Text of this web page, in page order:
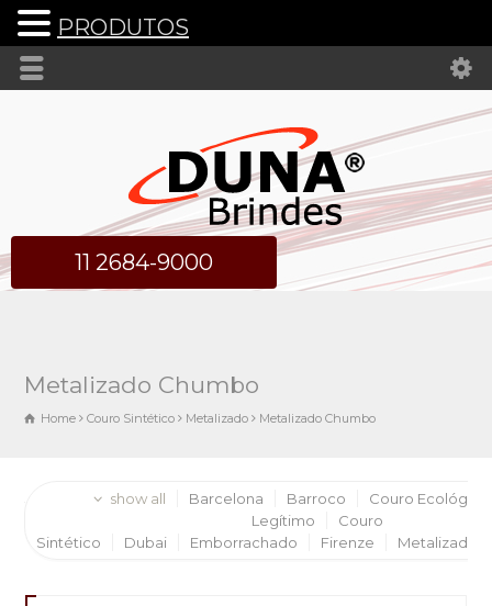
11 2684-9000
Metalizado Chumbo
Home Couro Sintético Metalizado Metalizado Chumbo
show all Barcelona Barroco
Couro Ecológico
Legítimo
Couro
Sintético
Dubai Emborrachado Firenze Metalizado
PRODUTOS